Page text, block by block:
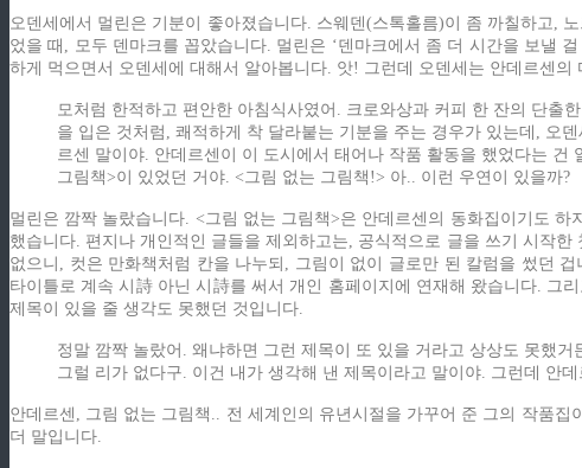
오덴세에서 멀린은 기분이 좋아졌습니다. 스웨덴(스톡홀름)이 좀 까칠하고,
었을 때, 모두 덴마크를 꼽았습니다. 멀린은 ‘덴마크에서 좀 더 시간을 보낼
하게 먹으면서 오덴세에 대해서 알아봅니다. 앗! 그런데 오덴세는 안데르센의
모처럼 한적하고 편안한 아침식사였어. 크로와상과 커피 한 잔의 단출
을 입은 것처럼, 쾌적하게 착 달라붙는 기분을 주는 경우가 있는데, 오
르센 말이야. 안데르센이 이 도시에서 태어나 작품 활동을 했었다는
그림책>이 있었던 거야. <그림 없는 그림책!> 아.. 이런 우연이 있을까?
멀린은 깜짝 놀랐습니다. <그림 없는 그림책>은 안데르센의 동화집이기도
했습니다. 편지나 개인적인 글들을 제외하고는, 공식적으로 글을 쓰기 시작
없으니, 컷은 만화책처럼 칸을 나누되, 그림이 없이 글로만 된 칼럼을 썼던
타이틀로 계속 시詩 아닌 시詩를 써서 개인 홈페이지에 연재해 왔습니다. 그
제목이 있을 줄 생각도 못했던 것입니다.
정말 깜짝 놀랐어. 왜냐하면 그런 제목이 또 있을 거라고 상상도 못했
그럴 리가 없다구. 이건 내가 생각해 낸 제목이라고 말이야. 그런데 안
안데르센, 그림 없는 그림책.. 전 세계인의 유년시절을 가꾸어 준 그의 작품
더 말입니다.